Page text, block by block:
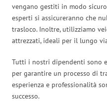
vengano gestiti in modo
esperti si assicureranno che
trasloco. Inoltre, utilizziamo
attrezzati, ideali per il lungo
Tutti i nostri dipendenti sono
per garantire un processo di
esperienza e professionalità
successo.